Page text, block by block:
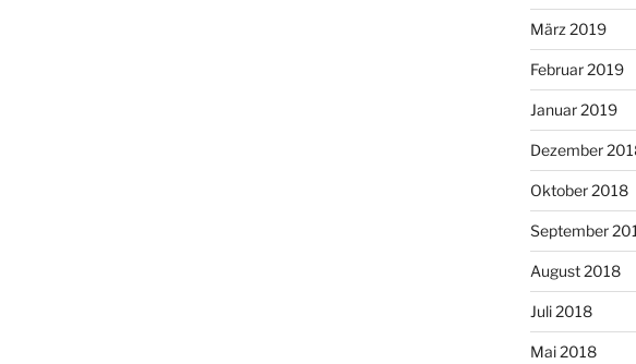
März 2019
Februar 2019
Januar 2019
Dezember
Oktober 2018
September
August 2018
Juli 2018
Mai 2018